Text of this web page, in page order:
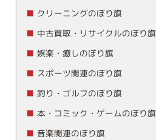
クリーニングのぼり旗
中古買取・リサイクルのぼり旗
娯楽・癒しのぼり旗
スポーツ関連のぼり旗
釣り・ゴルフのぼり旗
本・コミック・ゲームのぼり旗
音楽関連のぼり旗